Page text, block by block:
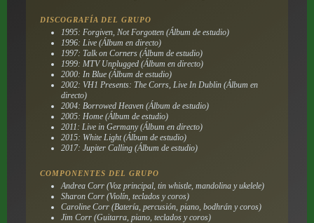
DISCOGRAFÍA DEL GRUPO
1995: Forgiven, Not Forgotten (Álbum de estudio)
1996: Live (Álbum en directo)
1997: Talk on Corners (Álbum de estudio)
1999: MTV Unplugged (Álbum en directo)
2000: In Blue (Álbum de estudio)
2002: VH1 Presents: The Corrs, Live In Dublin (Álbum en
directo)
2004: Borrowed Heaven (Álbum de estudio)
2005: Home (Álbum de estudio)
2011: Live in Germany (Álbum en directo)
2015: White Light (Álbum de estudio)
2017: Jupiter Calling (Álbum de estudio)
COMPONENTES DEL GRUPO
Andrea Corr (Voz principal, tin whistle, mandolina y ukelele)
Sharon Corr (Violín, teclados y coros)
Caroline Corr (Batería, percusión, piano, bodhrán y coros)
Jim Corr (Guitarra, piano, teclados y coros)